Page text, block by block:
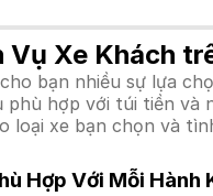
Vụ Xe Khách
bạn nhiều sự lựa
hợp với túi tiền
loại xe bạn chọn và
Hợp Với Mỗi Hành